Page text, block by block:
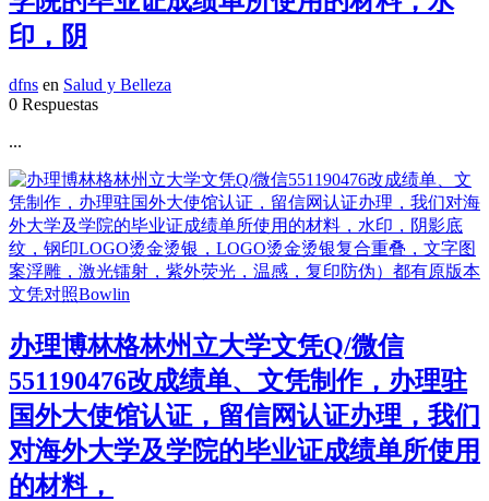
印，阴
dfns en Salud y Belleza
0 Respuestas
...
办理博林格林州立大学文凭Q/微信
551190476改成绩单、文凭制作，办理驻
国外大使馆认证，留信网认证办理，我们
对海外大学及学院的毕业证成绩单所使用
的材料，